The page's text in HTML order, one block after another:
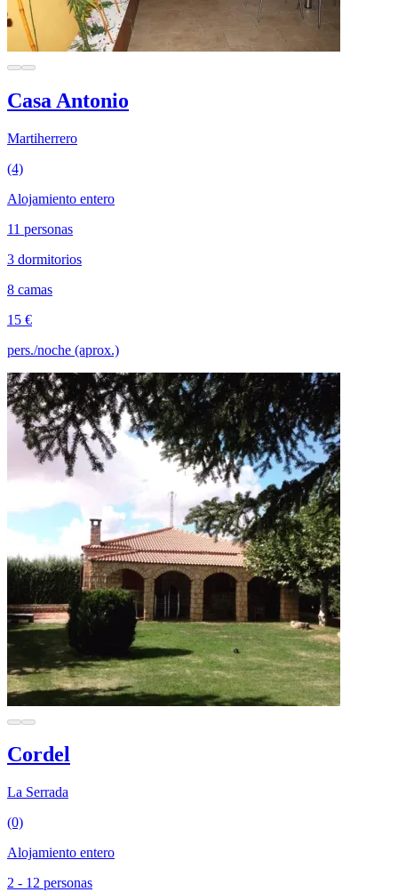
Casa Antonio
Martiherrero
(4)
Alojamiento entero
11 personas
3 dormitorios
8 camas
15 €
pers./noche (aprox.)
Cordel
La Serrada
(0)
Alojamiento entero
2 - 12 personas